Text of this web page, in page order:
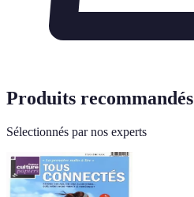
Produits recommandés
Sélectionnés par nos experts